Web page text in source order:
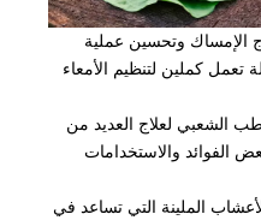
وتحسين عملية
كملين لتنظيم الأمعاء
الشعبي لعلاج العديد من
الفوائد والاستخدامات
الملينة التي تساعد في